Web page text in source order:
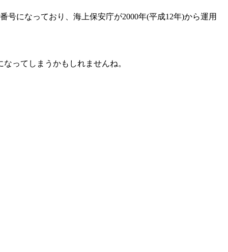
になっており、海上保安庁が2000年(平成12年)から運用
ってしまうかもしれませんね。